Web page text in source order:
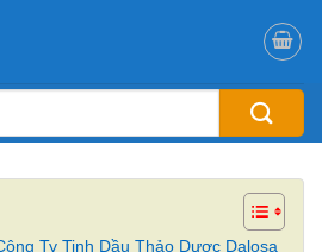
Ty Tinh Dầu Thảo Dược Dalosa